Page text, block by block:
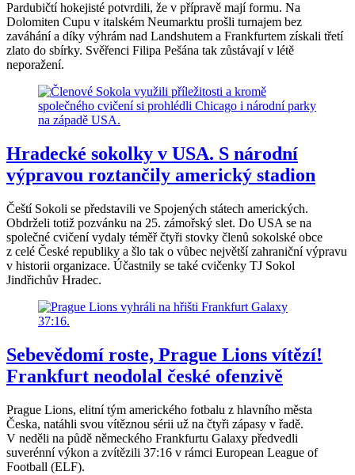
Pardubičtí hokejisté potvrdili, že v přípravě mají formu. Na
Dolomiten Cupu v italském Neumarktu prošli turnajem bez
zaváhání a díky výhrám nad Landshutem a Frankfurtem získali třetí
zlato do sbírky. Svěřenci Filipa Pešána tak zůstávají v létě
neporažení.
Hradecké sokolky v USA. S národní
výpravou roztančily americký stadion
Čeští Sokoli se představili ve Spojených státech amerických.
Obdrželi totiž pozvánku na 25. zámořský slet. Do USA se na
společné cvičení vydaly téměř čtyři stovky členů sokolské obce
z celé České republiky a šlo tak o vůbec největší zahraniční výpravu
v historii organizace. Účastnily se také cvičenky TJ Sokol
Jindřichův Hradec.
Sebevědomí roste, Prague Lions vítězí!
Frankfurt neodolal české ofenzivě
Prague Lions, elitní tým amerického fotbalu z hlavního města
Česka, natáhli svou vítěznou sérii už na čtyři zápasy v řadě.
V neděli na půdě německého Frankfurtu Galaxy předvedli
suverénní výkon a zvítězili 37:16 v rámci European League of
Football (ELF).